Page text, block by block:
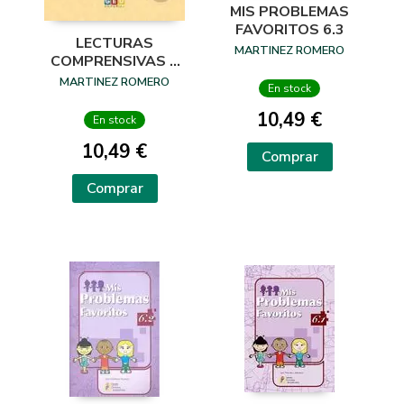
LECTURAS
COMPRENSIVAS 4
SÍLABAS
MARTINEZ ROMERO
En stock
10,49 €
Comprar
MIS PROBLEMAS
FAVORITOS 6.3
MARTINEZ ROMERO
En stock
10,49 €
Comprar